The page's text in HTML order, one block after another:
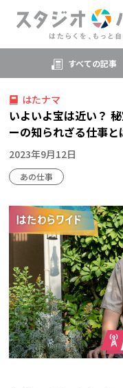
すべての記事
はたナマ
いよいよ宝は近い？
ーの知られざる仕事と
2023年9月12日
あの仕事